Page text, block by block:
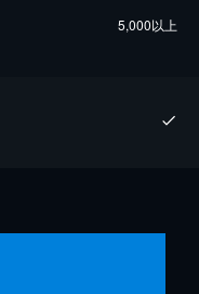
5,000以上